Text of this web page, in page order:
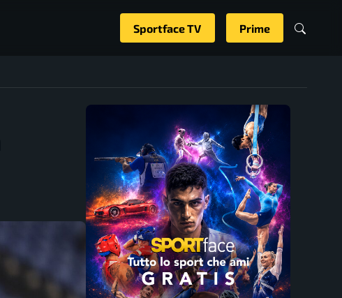
Sportface TV Prime